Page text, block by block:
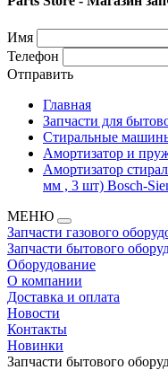
Имя
Телефон
Отправить
Главная
Запчасти для
Стиральные
Амортизатор и
Амортизатор
мм , 3 шт) Bosch-
МЕНЮ
Запчасти газового
Запчасти бытового
Оборудование
О компании
Доставка и оплата
Новости
Контакты
Новинки
Запчасти бытового